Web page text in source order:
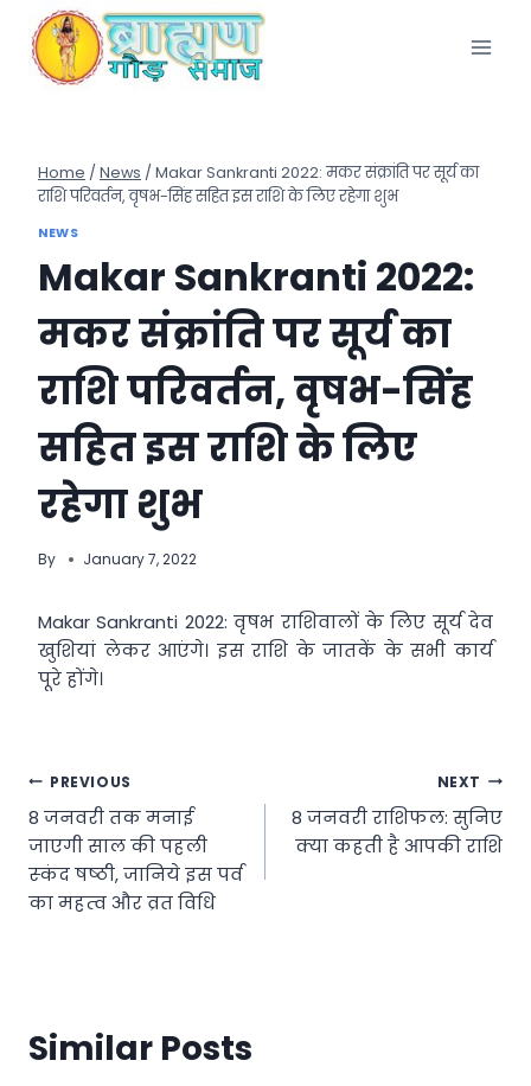
content
Home / News / Makar Sankranti 2022: मकर संक्रांति पर सूर्य का
राशि परिवर्तन, वृषभ-सिंह सहित इस राशि के लिए रहेगा शुभ
NEWS
Makar Sankranti 2022:
मकर संक्रांति पर सूर्य का
राशि परिवर्तन, वृषभ-सिंह
सहित इस राशि के लिए
रहेगा शुभ
By January 7, 2022
Makar Sankranti 2022: वृषभ राशिवालों के लिए सूर्य देव
खुशियां लेकर आएंगे। इस राशि के जातकें के सभी कार्य
पूरे होंगे।
Post
navigation
PREVIOUS
8 जनवरी तक मनाई
जाएगी साल की पहली
स्‍कंद षष्‍ठी, जानिये इस पर्व
का महत्‍व और व्रत विधि
NEXT
8 जनवरी राशिफल: सुनिए
क्या कहती है आपकी राशि
Similar Posts